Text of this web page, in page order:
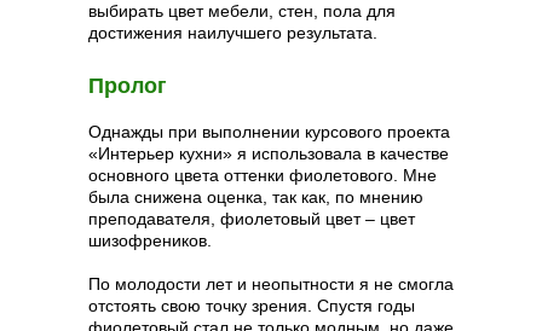
выбирать цвет мебели, стен, пола для
достижения наилучшего результата.
Пролог
Однажды при выполнении курсового проекта
«Интерьер кухни» я использовала в качестве
основного цвета оттенки фиолетового. Мне
была снижена оценка, так как, по мнению
преподавателя, фиолетовый цвет – цвет
шизофреников.
По молодости лет и неопытности я не смогла
отстоять свою точку зрения. Спустя годы